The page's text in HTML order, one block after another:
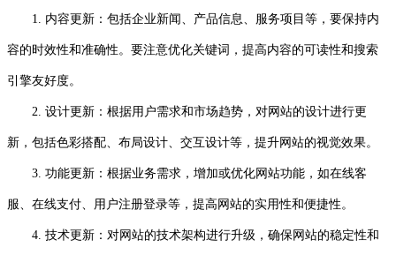
1. 内容更新：包括企业新闻、产品信息、服务项目等，要保持内
容的时效性和准确性。要注意优化关键词，提高内容的可读性和搜索
引擎友好度。
2. 设计更新：根据用户需求和市场趋势，对网站的设计进行更
新，包括色彩搭配、布局设计、交互设计等，提升网站的视觉效果。
3. 功能更新：根据业务需求，增加或优化网站功能，如在线客
服、在线支付、用户注册登录等，提高网站的实用性和便捷性。
4. 技术更新：对网站的技术架构进行升级，确保网站的稳定性和